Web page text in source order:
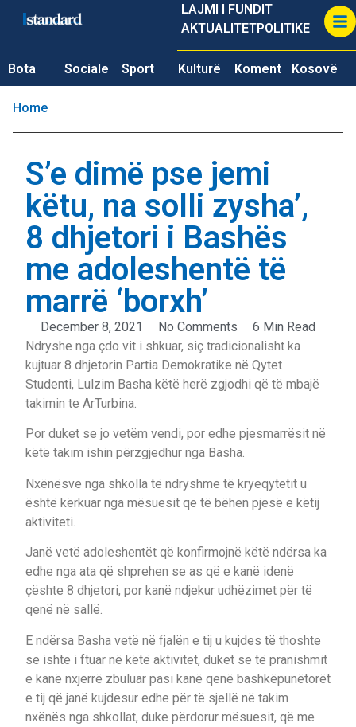
LAJMI I FUNDIT
AKTUALITETPOLITIKE
Bota Sociale Sport Kulturë Koment Kosovë
Home
S’e dimë pse jemi
këtu, na solli zysha’,
8 dhjetori i Bashës
me adoleshentë të
marrë ‘borxh’
December 8, 2021 No Comments
6 Min Read
Ndryshe nga çdo vit i shkuar, siç tradicionalisht ka
kujtuar 8 dhjetorin Partia Demokratike në Qytet
Studenti, Lulzim Basha këtë herë zgjodhi që të mbajë
takimin te ArTurbina.
Por duket se jo vetëm vendi, por edhe pjesmarrësit në
këtë takim ishin përzgjedhur nga Basha.
Nxënësve nga shkolla të ndryshme të kryeqytetit u
është kërkuar nga mësuesit që të bëhen pjesë e këtij
aktiviteti.
Janë vetë adoleshentët që konfirmojnë këtë ndërsa ka
edhe nga ata që shprehen se as që e kanë idenë
çështe 8 dhjetori, por kanë ndjekur udhëzimet për të
qenë në sallë.
E ndërsa Basha vetë në fjalën e tij u kujdes të thoshte
se ishte i ftuar në këtë aktivitet, duket se të pranishmit
e kanë nxjerrë zbuluar pasi kanë qenë bashkëpunëtorët
e tij që janë kujdesur edhe për të sjellë në takim
nxënës nga shkollat, duke përdorur mësuesit, që me